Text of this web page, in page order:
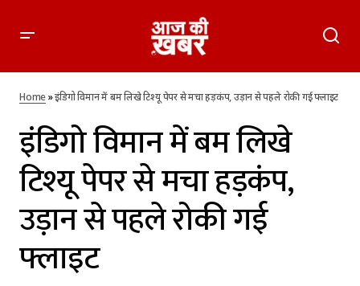
गई फ्लाइट
Home»इंडिगो विमान में बम लिखे टिश्यू पेपर से मचा हड़कंप, उड़ान से पहले रोकी गई फ्लाइट
इंडिगो विमान में बम लिखे
टिश्यू पेपर से मचा हड़कंप,
उड़ान से पहले रोकी गई
फ्लाइट